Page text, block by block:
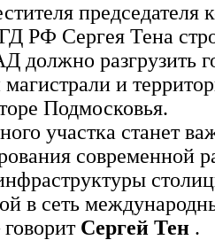
председателя
РФ Сергея Тена
должно разгрузить
и
Подмосковья.
участка станет
современной
в сеть
Сергей Тен .